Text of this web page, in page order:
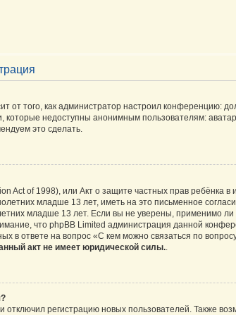
от того, как администратор настроил
недоступны анонимным пользователям:
это сделать.
Act of 1998), или Акт о защите частных прав
младше 13 лет, иметь на это письменное
младше 13 лет. Если вы не уверены, применимо
что phpBB Limited администрация данной
в ответе на вопрос «С кем можно связаться по
акт не имеет юридической силы..
регистрацию новых пользователей. Также